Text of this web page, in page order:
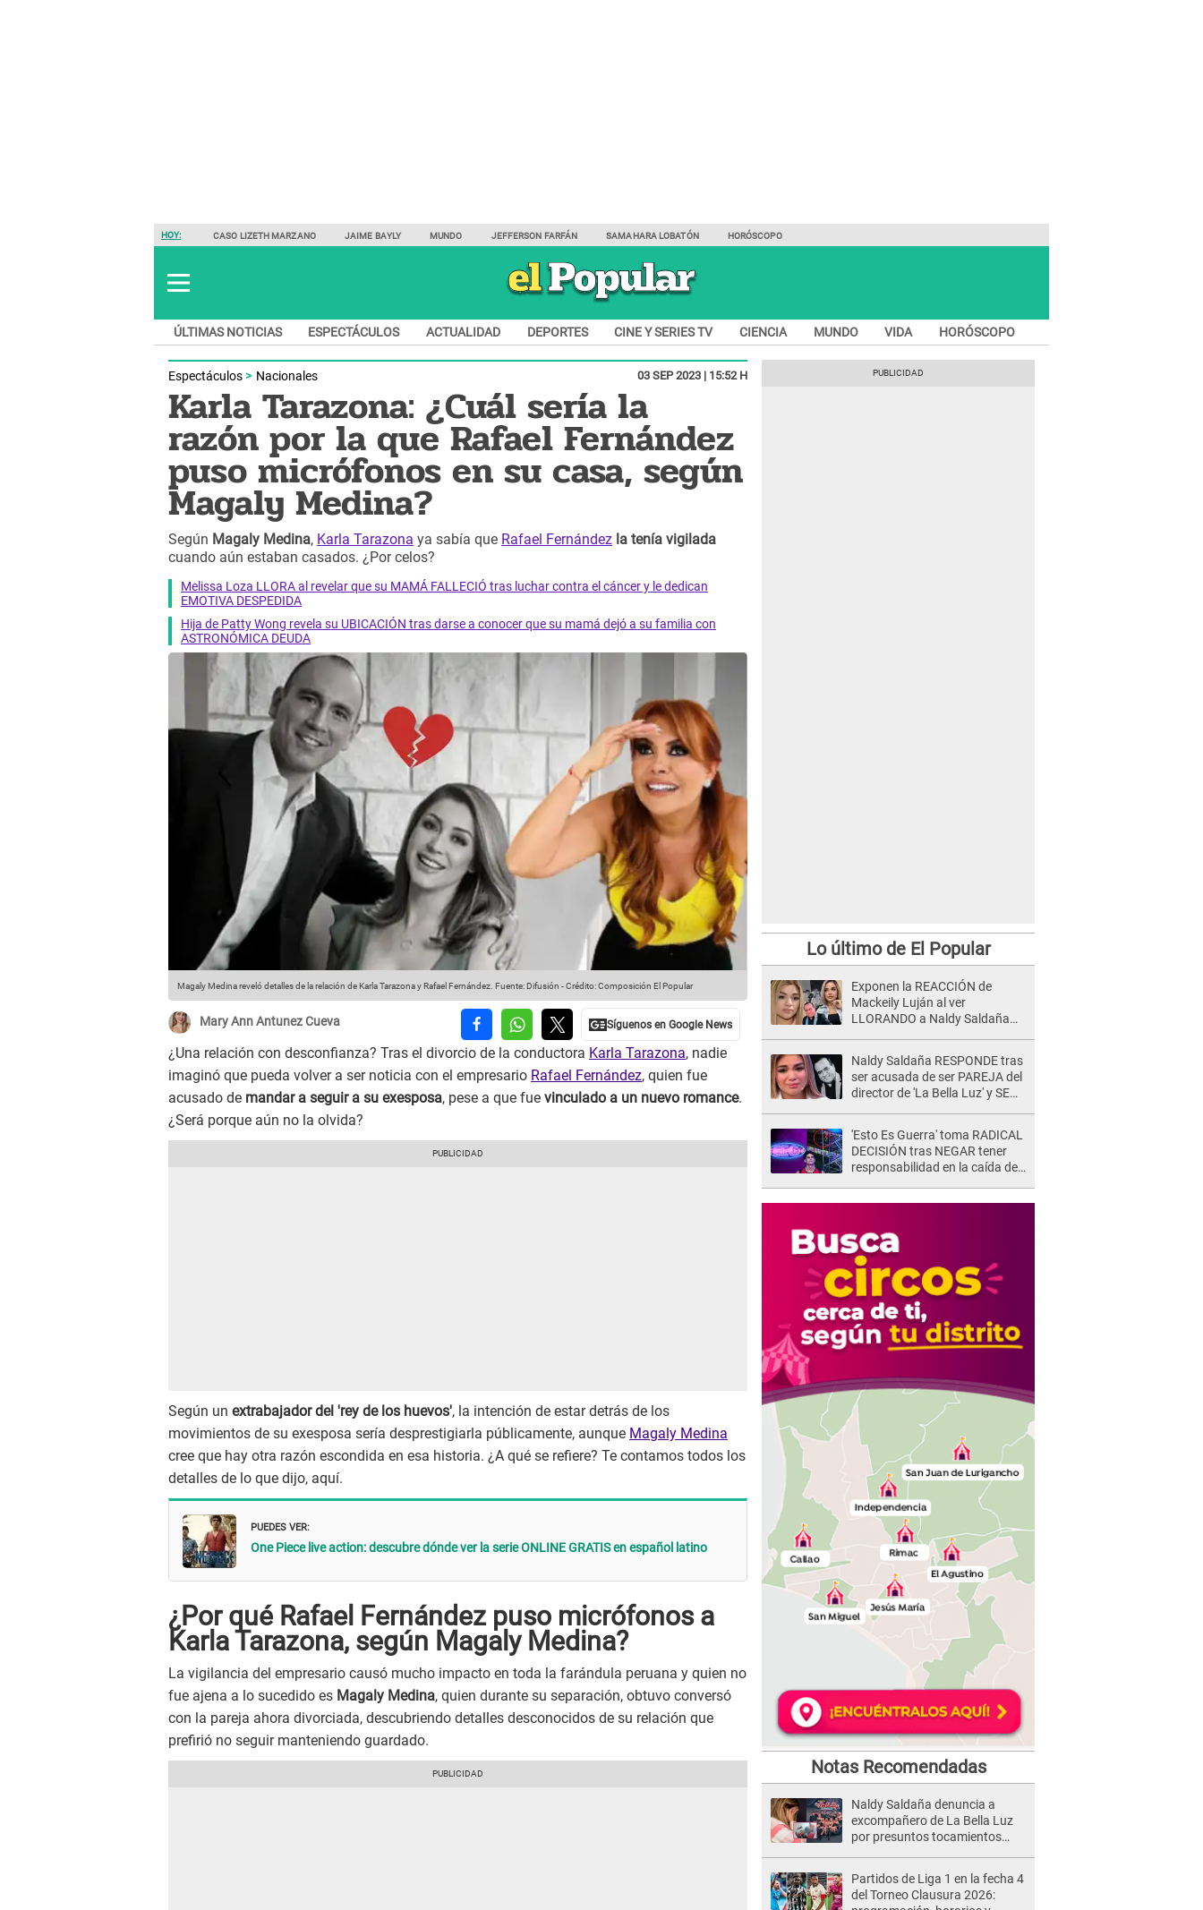
HOY: CASO LIZETH MARZANO JAIME BAYLY MUNDO JEFFERSON FARFÁN SAMAHARA LOBATÓN HORÓSCOPO
ÚLTIMAS NOTICIAS ESPECTÁCULOS ACTUALIDAD DEPORTES CINE Y SERIES TV CIENCIA MUNDO VIDA HORÓSCOPO
Espectáculos Nacionales 03 SEP 2023 | 15:52 H
Karla Tarazona: ¿Cuál sería la
razón por la que Rafael Fernández
puso micrófonos en su casa, según
Magaly Medina?
Según Magaly Medina, Karla Tarazona ya sabía que Rafael Fernández la tenía vigilada
cuando aún estaban casados. ¿Por celos?
Melissa Loza LLORA al revelar que su MAMÁ FALLECIÓ tras luchar contra el cáncer y le dedican
EMOTIVA DESPEDIDA
Hija de Patty Wong revela su UBICACIÓN tras darse a conocer que su mamá dejó a su familia con
ASTRONÓMICA DEUDA
Magaly Medina reveló detalles de la relación de Karla Tarazona y Rafael Fernández. Fuente: Difusión -Crédito: Composición El Popular
Mary Ann Antunez Cueva
¿Una relación con desconfianza? Tras el divorcio de la conductora Karla Tarazona, nadie
imaginó que pueda volver a ser noticia con el empresario Rafael Fernández, quien fue
acusado de mandar a seguir a su exesposa, pese a que fue vinculado a un nuevo romance.
¿Será porque aún no la olvida?
Según un extrabajador del 'rey de los huevos', la intención de estar detrás de los
movimientos de su exesposa sería desprestigiarla públicamente, aunque Magaly Medina
cree que hay otra razón escondida en esa historia. ¿A qué se refiere? Te contamos todos los
detalles de lo que dijo, aquí.
PUEDES VER:
One Piece live action: descubre dónde ver la serie ONLINE GRATIS en español latino
¿Por qué Rafael Fernández puso micrófonos a
Karla Tarazona, según Magaly Medina?
La vigilancia del empresario causó mucho impacto en toda la farándula peruana y quien no
fue ajena a lo sucedido es Magaly Medina, quien durante su separación, obtuvo conversó
con la pareja ahora divorciada, descubriendo detalles desconocidos de su relación que
prefirió no seguir manteniendo guardado.
Lo último de El Popular
Exponen la REACCIÓN de
Mackeily Luján al ver
LLORANDO a Naldy Saldaña
Naldy Saldaña RESPONDE tras
ser acusada de ser PAREJA del
director de 'La Bella Luz' y SE
'Esto Es Guerra' toma RADICAL
DECISIÓN tras NEGAR tener
responsabilidad en la caída de
Notas Recomendadas
Naldy Saldaña denuncia a
excompañero de La Bella Luz
por presuntos tocamientos
Partidos de Liga 1 en la fecha 4
del Torneo Clausura 2026: